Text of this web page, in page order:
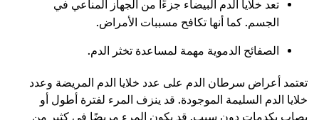
تعد خلايا الدم البيضاء جزءًا من الجهاز المناعي في
الجسم. كما أنها تكافح مسببات الأمراض.
الصفائح الدموية مهمة لمساعدة تخثر الدم.
تعتمد أعراض سرطان الدم على عدد خلايا الدم المريضة وعدد
خلايا الدم السليمة الموجودة. قد ينزف المرء لفترة أطول أو
يصاب بكدمات دون سبب. قد يكون المرء مريضًا في كثير من